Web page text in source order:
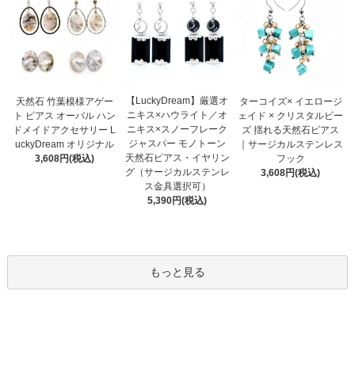
天然石 竹葉模様アゲー
ト ピアス オーバル ハン
ドメイドアクセサリー L
uckyDream オリジナル
3,608円(税込)
【LuckyDream】厳選オ
ニキス×ハウライト／オ
ニキス×スノーフレーク
ジャスパー モノトーン
天然石ピアス・イヤリン
グ（サージカルステンレ
ス金具選択可）
5,390円(税込)
ターコイズ× イエロージ
ェイド × クリスタルビー
ズ 揺れる天然石ピアス
｜サージカルステンレス
フック
3,608円(税込)
もっと見る